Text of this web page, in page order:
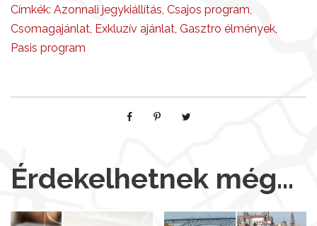
Címkék: Azonnali jegykiállítás Csajos program
Csomagajánlat Exkluzív ajánlat Gasztro élmények
Pasis program
Érdekelhetnek még…